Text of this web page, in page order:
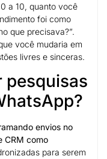
a 10, quanto você
foi como
que precisava?”.
você mudaria em
livres e sinceras.
pesquisas
envios no
CRM como
para serem